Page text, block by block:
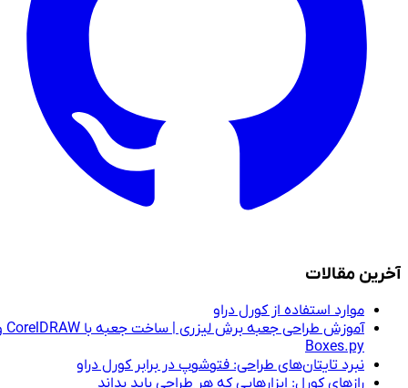
آخرین مقالات
موارد استفاده از کورل دراو
آموزش طراحی جعبه برش لیزری | ساخت جعبه با CorelDRAW و
Boxes.py
نبرد تایتان‌های طراحی: فتوشوپ در برابر کورل دراو
رازهای کورل: ابزارهایی که هر طراحی باید بداند